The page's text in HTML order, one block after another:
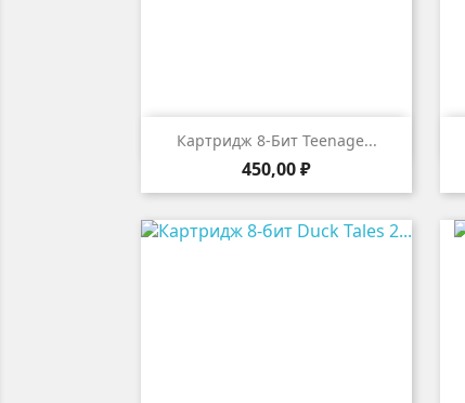
Картридж 8-Бит Teenage...
Цена
450,00 ₽
 Быстрый просмотр